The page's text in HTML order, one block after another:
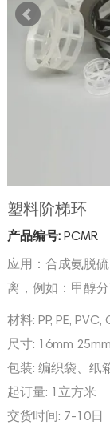
塑料阶梯环
产品编号:PCMR
应用：合成氨脱
离，例如：甲醇
材料: PP, PE, PVC,
尺寸:
16mm
包装: 编织袋、纸
起订量:
1立方米
交货时间: 7-10日